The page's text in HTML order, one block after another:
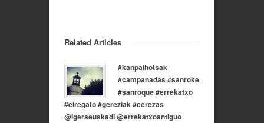
Related Articles
#kanpaihotsak
#campanadas #sanroke
#sanroque #errekatxo
#elregato #gereziak #cerezas
@igerseuskadi @errekatxoantiguo